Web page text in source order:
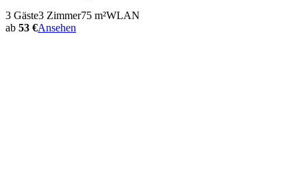
3 Gäste3 Zimmer75 m²WLAN
ab 53 €Ansehen